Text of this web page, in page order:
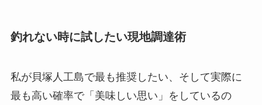
釣れない時に試したい現地調達術
私が貝塚人工島で最も推奨したい、そして実際に
最も高い確率で「美味しい思い」をしているの